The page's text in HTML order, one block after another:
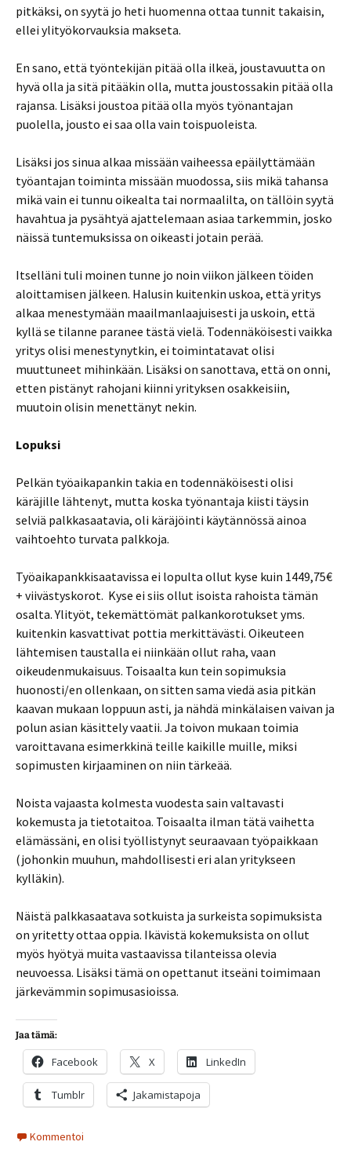
pitkäksi, on syytä jo heti huomenna ottaa tunnit takaisin,
ellei ylityökorvauksia makseta.
En sano, että työntekijän pitää olla ilkeä, joustavuutta on
hyvä olla ja sitä pitääkin olla, mutta joustossakin pitää olla
rajansa. Lisäksi joustoa pitää olla myös työnantajan
puolella, jousto ei saa olla vain toispuoleista.
Lisäksi jos sinua alkaa missään vaiheessa epäilyttämään
työantajan toiminta missään muodossa, siis mikä tahansa
mikä vain ei tunnu oikealta tai normaalilta, on tällöin syytä
havahtua ja pysähtyä ajattelemaan asiaa tarkemmin, josko
näissä tuntemuksissa on oikeasti jotain perää.
Itselläni tuli moinen tunne jo noin viikon jälkeen töiden
aloittamisen jälkeen. Halusin kuitenkin uskoa, että yritys
alkaa menestymään maailmanlaajuisesti ja uskoin, että
kyllä se tilanne paranee tästä vielä. Todennäköisesti vaikka
yritys olisi menestynytkin, ei toimintatavat olisi
muuttuneet mihinkään. Lisäksi on sanottava, että on onni,
etten pistänyt rahojani kiinni yrityksen osakkeisiin,
muutoin olisin menettänyt nekin.
Lopuksi
Pelkän työaikapankin takia en todennäköisesti olisi
käräjille lähtenyt, mutta koska työnantaja kiisti täysin
selviä palkkasaatavia, oli käräjöinti käytännössä ainoa
vaihtoehto turvata palkkoja.
Työaikapankkisaatavissa ei lopulta ollut kyse kuin 1449,75€
+ viivästyskorot. Kyse ei siis ollut isoista rahoista tämän
osalta. Ylityöt, tekemättömät palkankorotukset yms.
kuitenkin kasvattivat pottia merkittävästi. Oikeuteen
lähtemisen taustalla ei niinkään ollut raha, vaan
oikeudenmukaisuus. Toisaalta kun tein sopimuksia
huonosti/en ollenkaan, on sitten sama viedä asia pitkän
kaavan mukaan loppuun asti, ja nähdä minkälaisen vaivan ja
polun asian käsittely vaatii. Ja toivon mukaan toimia
varoittavana esimerkkinä teille kaikille muille, miksi
sopimusten kirjaaminen on niin tärkeää.
Noista vajaasta kolmesta vuodesta sain valtavasti
kokemusta ja tietotaitoa. Toisaalta ilman tätä vaihetta
elämässäni, en olisi työllistynyt seuraavaan työpaikkaan
(johonkin muuhun, mahdollisesti eri alan yritykseen
kylläkin).
Näistä palkkasaatava sotkuista ja surkeista sopimuksista
on yritetty ottaa oppia. Ikävistä kokemuksista on ollut
myös hyötyä muita vastaavissa tilanteissa olevia
neuvoessa. Lisäksi tämä on opettanut itseäni toimimaan
järkevämmin sopimusasioissa.
Jaa tämä:
Facebook X LinkedIn
Tumblr Jakamistapoja
Kommentoi